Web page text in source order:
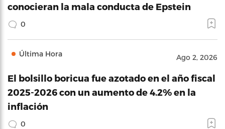
conocieran la mala conducta de Epstein
0
Última Hora Ago 2, 2026
El bolsillo boricua fue azotado en el año fiscal
2025-2026 con un aumento de 4.2% en la
inflación
0